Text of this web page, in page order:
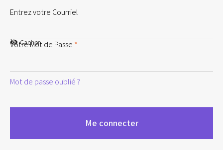
Entrez votre Courriel
Votre Mot de Passe *
Cacher
Mot de passe oublié ?